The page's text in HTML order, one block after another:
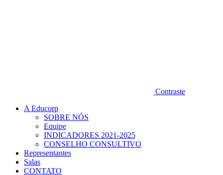
Contraste
A Educorp
SOBRE NÓS
Equipe
INDICADORES 2021-2025
CONSELHO CONSULTIVO
Representantes
Salas
CONTATO